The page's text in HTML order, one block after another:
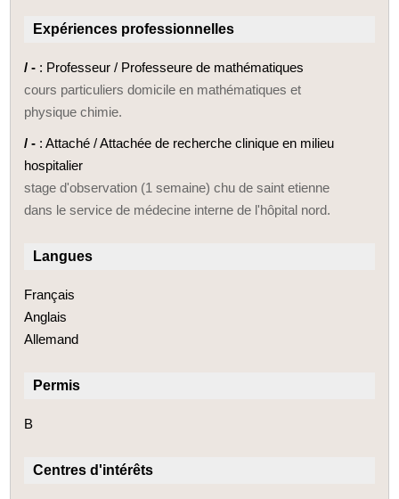
Expériences professionnelles
/ - : Professeur / Professeure de mathématiques
cours particuliers domicile en mathématiques et
physique chimie.
/ - : Attaché / Attachée de recherche clinique en milieu
hospitalier
stage d'observation (1 semaine) chu de saint etienne
dans le service de médecine interne de l'hôpital nord.
Langues
Français
Anglais
Allemand
Permis
B
Centres d'intérêts